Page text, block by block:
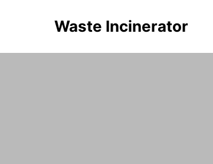
Waste Incinerator